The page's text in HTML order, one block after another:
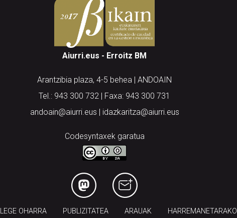
Aiurri.eus - Erroitz BM
Arantzibia plaza, 4-5 behea | ANDOAIN
Tel.: 943 300 732 | Faxa: 943 300 731
andoain@aiurri.eus | idazkaritza@aiurri.eus
Codesyntaxek garatua
LEGE OHARRA PUBLIZITATEA ARAUAK HARREMANETARAKO